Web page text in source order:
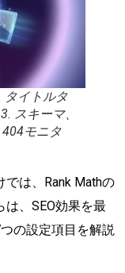
タイトルタ
スキーマ、
モニタ
は、Rank Mathの
、SEO効果を最
の設定項目を解説